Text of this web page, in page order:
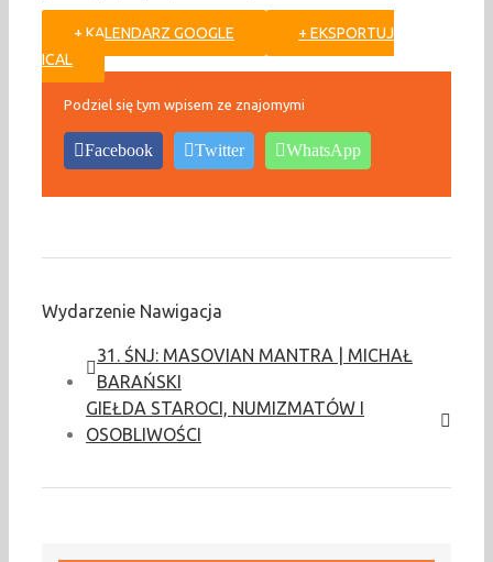
+ KALENDARZ GOOGLE
+ EKSPORTUJ
ICAL
Podziel się tym wpisem ze znajomymi
Facebook Twitter WhatsApp
Wydarzenie Nawigacja
31. ŚNJ: MASOVIAN MANTRA | MICHAŁ
BARAŃSKI
GIEŁDA STAROCI, NUMIZMATÓW I
OSOBLIWOŚCI